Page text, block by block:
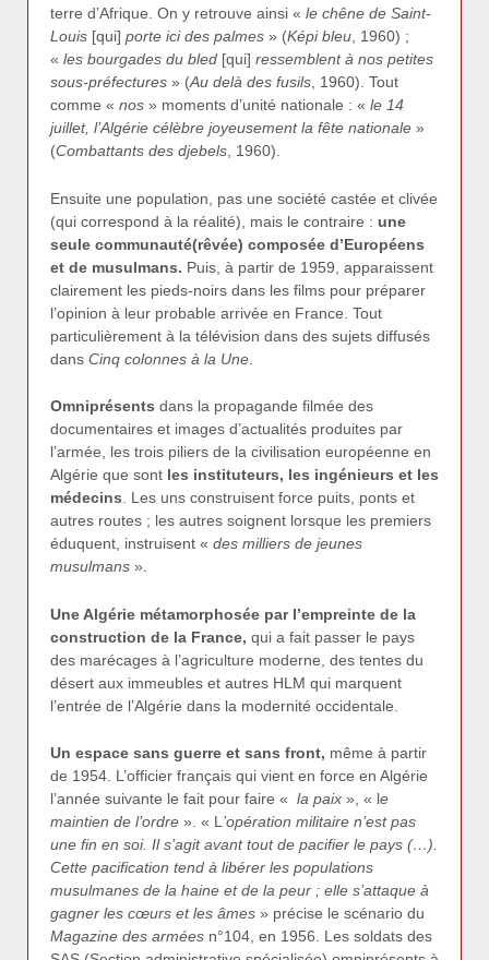
terre d’Afrique. On y retrouve ainsi « le chêne de Saint-
Louis [qui] porte ici des palmes » (Képi bleu, 1960) ;
« les bourgades du bled [qui] ressemblent à nos petites
sous-préfectures » (Au delà des fusils, 1960). Tout
comme « nos » moments d’unité nationale : « le 14
juillet, l’Algérie célèbre joyeusement la fête nationale »
(Combattants des djebels, 1960).
Ensuite une population, pas une société castée et clivée
(qui correspond à la réalité), mais le contraire : une
seule communauté(rêvée) composée d’Européens
et de musulmans. Puis, à partir de 1959, apparaissent
clairement les pieds-noirs dans les films pour préparer
l’opinion à leur probable arrivée en France. Tout
particulièrement à la télévision dans des sujets diffusés
dans Cinq colonnes à la Une
Omniprésents dans la propagande filmée des
documentaires et images d’actualités produites par
l’armée, les trois piliers de la civilisation européenne en
Algérie que sont les instituteurs, les ingénieurs et les
médecins . Les uns construisent force puits, ponts et
autres routes ; les autres soignent lorsque les premiers
éduquent, instruisent « des milliers de jeunes
musulmans ».
Une Algérie métamorphosée par l’empreinte de la
construction de la France, qui a fait passer le pays
des marécages à l’agriculture moderne, des tentes du
désert aux immeubles et autres HLM qui marquent
l’entrée de l’Algérie dans la modernité occidentale.
Un espace sans guerre et sans front, même à partir
de 1954. L’officier français qui vient en force en Algérie
l’année suivante le fait pour faire « la paix », « le
maintien de l’ordre ». « L ’opération militaire n’est pas
une fin en soi. Il s’agit avant tout de pacifier le pays (…).
Cette pacification tend à libérer les populations
musulmanes de la haine et de la peur ; elle s’attaque à
gagner les cœurs et les âmes » précise le scénario du
Magazine des armées n°104, en 1956. Les soldats des